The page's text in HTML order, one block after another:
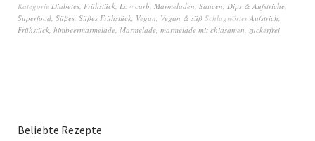
Kategorie Diabetes, Frühstück, Low carb, Marmeladen, Saucen, Dips & Aufstriche,
Superfood, Süßes, Süßes Frühstück, Vegan, Vegan & süß SchlagwörterAufstrich,
Frühstück, himbeermarmelade, Marmelade, marmelade mit chiasamen, zuckerfrei
Beliebte Rezepte